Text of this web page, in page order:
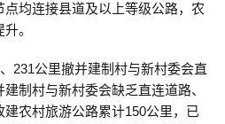
均连接县道及以上等级公路，农
。
231公里撤并建制村与新村委会直
制村与新村委会缺乏直连道路、
农村旅游公路累计150公里，已